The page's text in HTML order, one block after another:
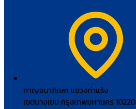
กาญจนาภิเษก แขวงท่าแร้ง
เขตบางเขน กรุงเทพมหานคร 10220